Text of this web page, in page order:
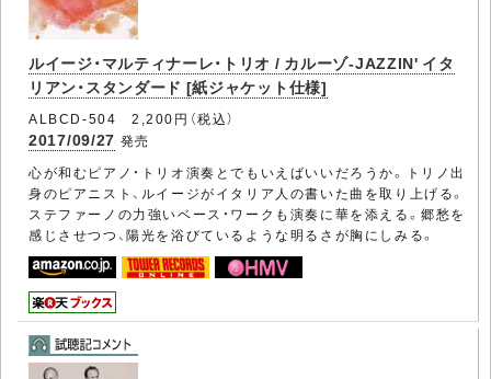
ルイージ・マルティナーレ・トリオ / カルーゾ-JAZZIN' イタ
リアン・スタンダード [紙ジャケット仕様]
ALBCD-504 2,200円（税込）
2017/09/27 発売
心が和むピアノ・トリオ演奏とでもいえばいいだろうか。トリノ出
身のピアニスト、ルイージがイタリア人の書いた曲を取り上げる。
ステファーノの力強いベース・ワークも演奏に華を添える。郷愁を
感じさせつつ、陽光を浴びているような明るさが胸にしみる。